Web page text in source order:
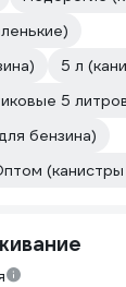
5 л
5
бензина)
(канистры